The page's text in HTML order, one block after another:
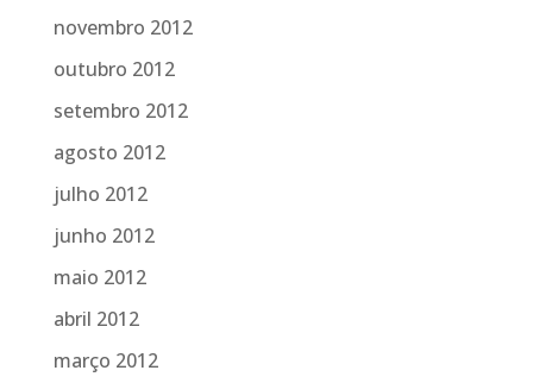
novembro 2012
outubro 2012
setembro 2012
agosto 2012
julho 2012
junho 2012
maio 2012
abril 2012
março 2012